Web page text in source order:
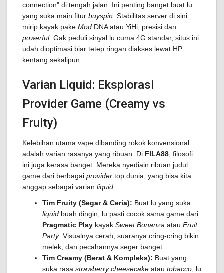
connection" di tengah jalan. Ini penting banget buat lu
yang suka main fitur buyspin . Stabilitas server di sini
mirip kayak pake Mod DNA atau YiHi; presisi dan
powerful. Gak peduli sinyal lu cuma 4G standar, situs ini
udah dioptimasi biar tetep ringan diakses lewat HP
kentang sekalipun.
Varian Liquid: Eksplorasi
Provider Game (Creamy vs
Fruity)
Kelebihan utama vape dibanding rokok konvensional
adalah varian rasanya yang ribuan. Di FILA88 , filosofi
ini juga kerasa banget. Mereka nyediain ribuan judul
game dari berbagai provider top dunia, yang bisa kita
anggap sebagai varian liquid
Tim Fruity (Segar & Ceria): Buat lu yang suka
liquid buah dingin, lu pasti cocok sama game dari
Pragmatic Play kayak Sweet Bonanza atau Fruit
Party. Visualnya cerah, suaranya cring-cring bikin
melek, dan pecahannya seger banget.
Tim Creamy (Berat & Kompleks): Buat yang
suka rasa strawberry cheesecake atau tobacco , lu